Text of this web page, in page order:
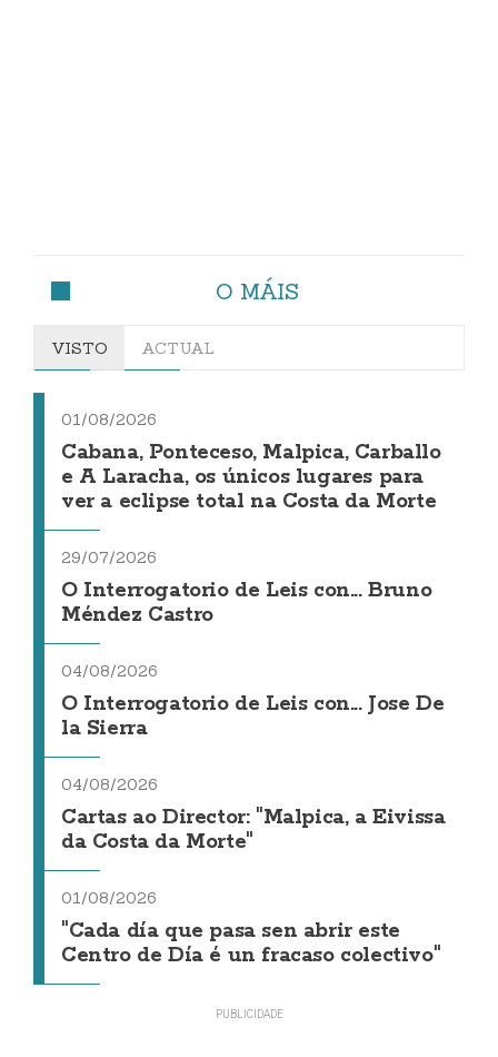
O MÁIS
VISTO ACTUAL
01/08/2026
Cabana, Ponteceso, Malpica, Carballo
e A Laracha, os únicos lugares para
ver a eclipse total na Costa da Morte
29/07/2026
O Interrogatorio de Leis con... Bruno
Méndez Castro
04/08/2026
O Interrogatorio de Leis con... Jose De
la Sierra
04/08/2026
Cartas ao Director: "Malpica, a Eivissa
da Costa da Morte"
01/08/2026
"Cada día que pasa sen abrir este
Centro de Día é un fracaso colectivo"